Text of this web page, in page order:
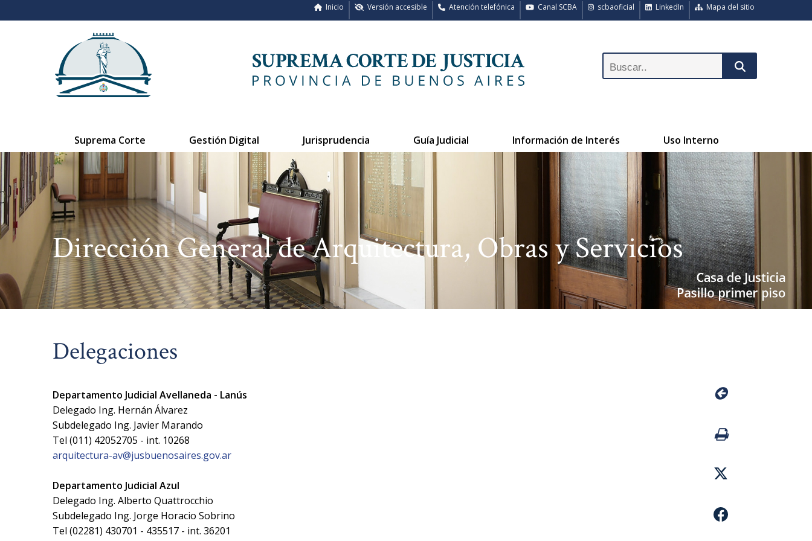
Mapa del sitio
LinkedIn
scbaoficial
Canal SCBA
Atención telefónica
Versión accesible
Inicio
Suprema Corte Gestión Digital Jurisprudencia Guía Judicial Información de Interés Uso Interno
Dirección General de Arquitectura, Obras y Servicios
Delegaciones
Departamento Judicial Avellaneda - Lanús
Delegado Ing. Hernán Álvarez
Subdelegado Ing. Javier Marando
Tel (011) 42052705 - int. 10268
arquitectura-av@jusbuenosaires.gov.ar
Departamento Judicial Azul
Delegado Ing. Alberto Quattrocchio
Subdelegado Ing. Jorge Horacio Sobrino
Tel (02281) 430701 - 435517 - int. 36201